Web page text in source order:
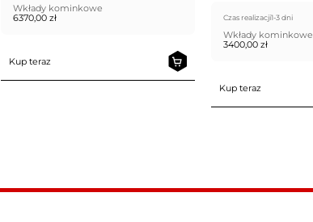
Wkłady kominkowe
6370,00 zł
Kup teraz
Czas realizacji1-3 dni
Wkłady kominkowe
3400,00zł
Kup teraz